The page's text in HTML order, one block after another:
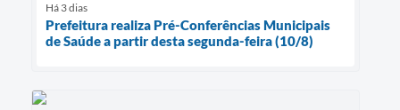
Há 3 dias
Prefeitura realiza Pré-Conferências Municipais
de Saúde a partir desta segunda-feira (10/8)